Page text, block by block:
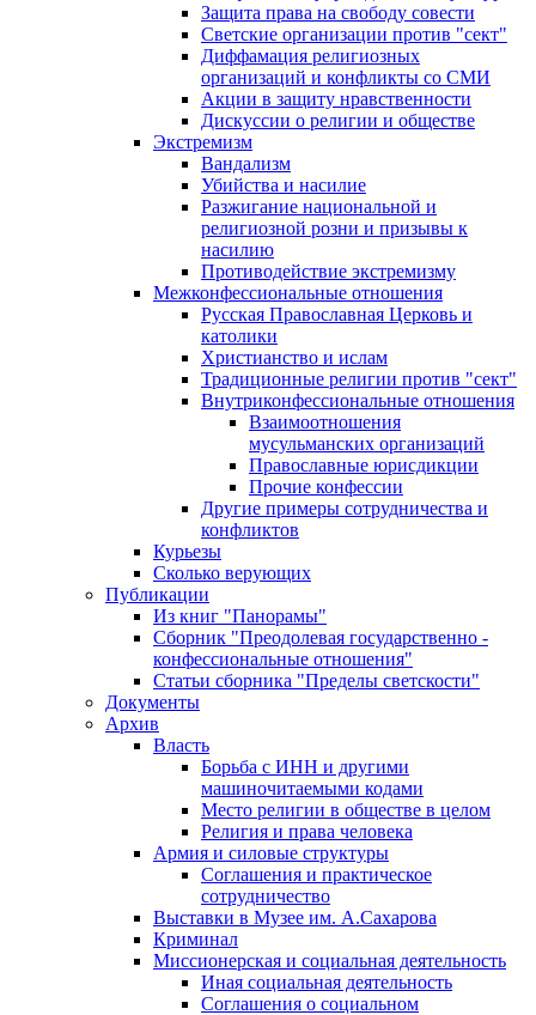
Защита права на свободу совести
Светские организации против "сект"
Диффамация религиозных
организаций и конфликты со СМИ
Акции в защиту нравственности
Дискуссии о религии и обществе
Экстремизм
Вандализм
Убийства и насилие
Разжигание национальной и
религиозной розни и призывы к
насилию
Противодействие экстремизму
Межконфессиональные отношения
Русская Православная Церковь и
католики
Христианство и ислам
Традиционные религии против "сект"
Внутриконфессиональные отношения
Взаимоотношения
мусульманских организаций
Православные юрисдикции
Прочие конфессии
Другие примеры сотрудничества и
конфликтов
Курьезы
Сколько верующих
Публикации
Из книг "Панорамы"
Сборник "Преодолевая государственно -
конфессиональные отношения"
Статьи сборника "Пределы светскости"
Документы
Архив
Власть
Борьба с ИНН и другими
машиночитаемыми кодами
Место религии в обществе в целом
Религия и права человека
Армия и силовые структуры
Соглашения и практическое
сотрудничество
Выставки в Музее им. А.Сахарова
Криминал
Миссионерская и социальная деятельность
Иная социальная деятельность
Соглашения о социальном